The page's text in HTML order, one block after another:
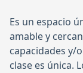
Es un espacio
amable y
capacidades y/
clase es única.